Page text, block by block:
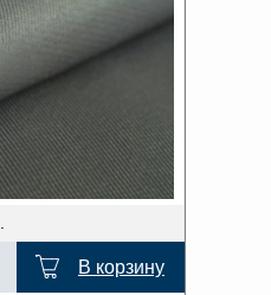
В корзину